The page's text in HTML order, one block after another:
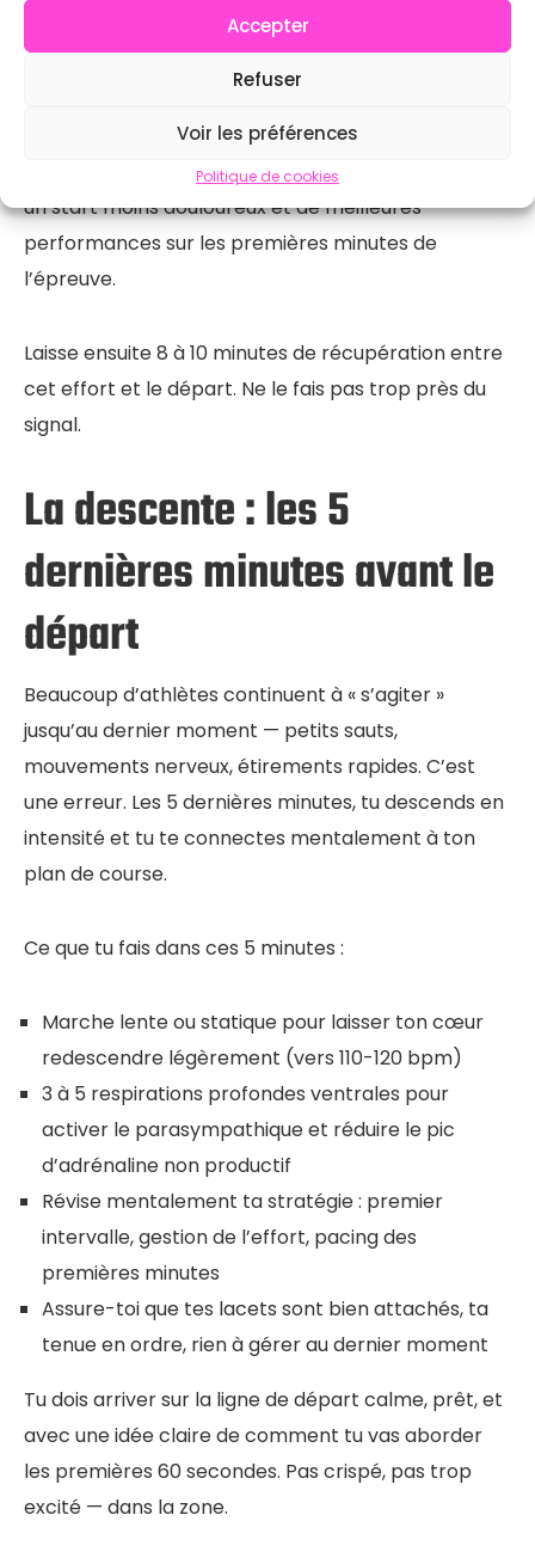
Accepter
Refuser
Voir les préférences
Politique de cookies
système cardiovasculaire — le fameux « priming ».
améliore la disponibilité de l’oxygène dès les
premières secondes d’effort, ce qui se traduit par
un start moins douloureux et de meilleures
performances sur les premières minutes de
l’épreuve.
Laisse ensuite 8 à 10 minutes de récupération entre
cet effort et le départ. Ne le fais pas trop près du
signal.
La descente : les 5
dernières minutes avant le
départ
Beaucoup d’athlètes continuent à « s’agiter »
jusqu’au dernier moment — petits sauts,
mouvements nerveux, étirements rapides. C’est
une erreur. Les 5 dernières minutes, tu descends en
intensité et tu te connectes mentalement à ton
plan de course.
Ce que tu fais dans ces 5 minutes :
Marche lente ou statique pour laisser ton cœur
redescendre légèrement (vers 110-120 bpm)
3 à 5 respirations profondes ventrales pour
activer le parasympathique et réduire le pic
d’adrénaline non productif
Révise mentalement ta stratégie : premier
intervalle, gestion de l’effort, pacing des
premières minutes
Assure-toi que tes lacets sont bien attachés, ta
tenue en ordre, rien à gérer au dernier moment
Tu dois arriver sur la ligne de départ calme, prêt, et
avec une idée claire de comment tu vas aborder
les premières 60 secondes. Pas crispé, pas trop
excité — dans la zone.